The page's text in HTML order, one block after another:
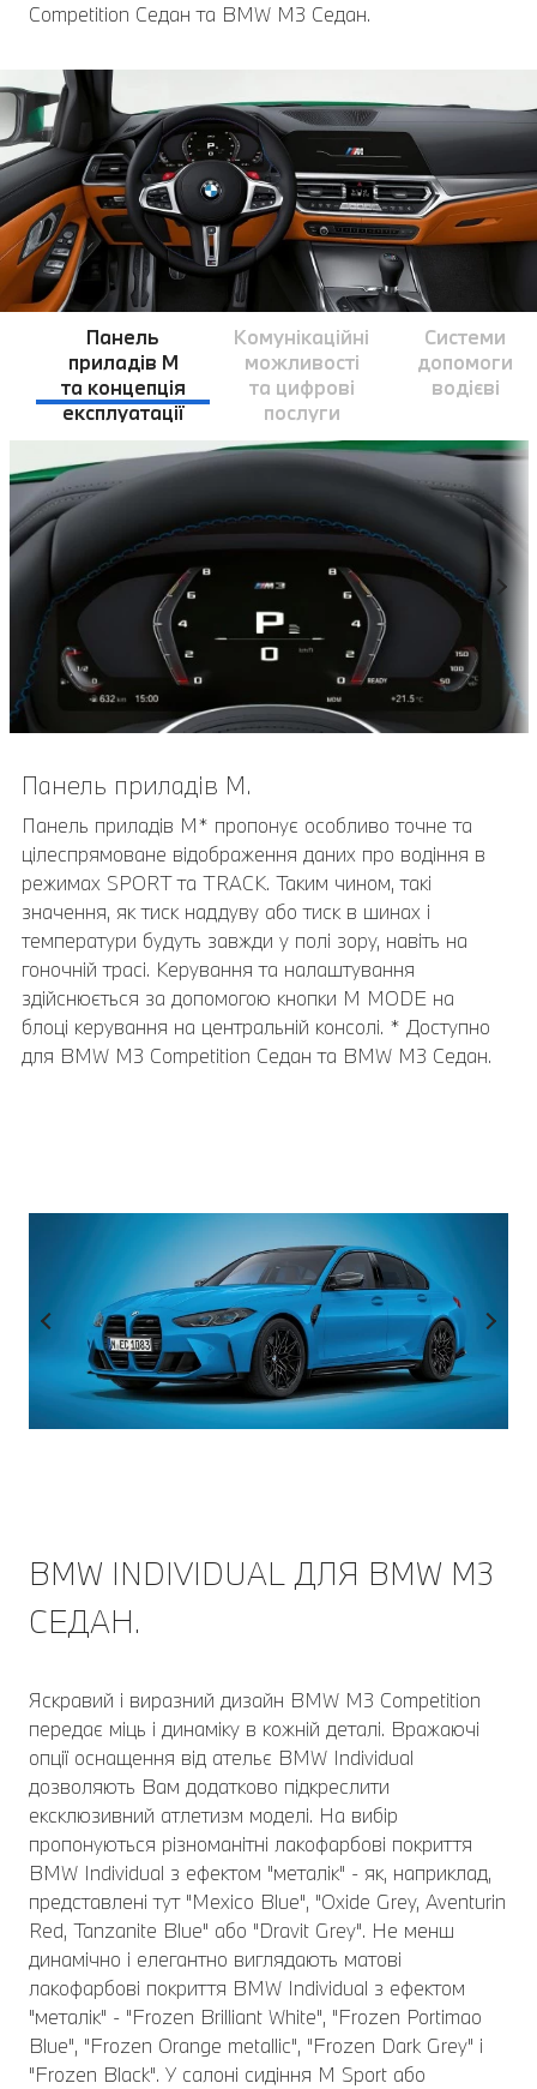
Competition Седан та BMW M3 Седан.
Панель
приладів M
та концепція
експлуатації
Комунікаційні
можливості
та цифрові
послуги
Системи
допомоги
водієві
Панель приладів M.
Панель приладів M* пропонує особливо точне та
цілеспрямоване відображення даних про водіння в
режимах SPORT та TRACK. Таким чином, такі
значення, як тиск наддуву або тиск в шинах і
температури будуть завжди у полі зору, навіть на
гоночній трасі. Керування та налаштування
здійснюється за допомогою кнопки M MODE на
блоці керування на центральній консолі. * Доступно
для BMW M3 Competition Седан та BMW M3 Седан.
Точка доступу Wi-Fi.
Візьміть участь у відео-дзвінках на планшеті чи
транслюйте нову серію улюбленого серіалу на своєму
смартфоні. Точка доступу Wi-Fi — це спосіб
підключення до Інтернету зі швидкістю LTE (за
наявності) за допомогою SIM-карти, встановленої у
вашому транспортному засобі. Ви та ваші колеги-
пасажири можете переглядати веб-сторінки на десяти
пристроях.
Асистент водіння Professional.
Асистент водіння Professional пропонує оптимальний
комфорт і безпеку в критичних або незмінних
дорожніх ситуаціях. Крім вмісту пакета Асистента
водіння, також пропонуються Асистент рульового
керування та контролю смуги руху з розширеними
функціями, Асистент зміни смуги руху та аварійної
зупинки, а також Асистент з утримання смуги руху з
активним захистом від бічних зіткнень.
BMW INDIVIDUAL ДЛЯ BMW М3
СЕДАН.
Яскравий і виразний дизайн BMW M3 Competition
передає міць і динаміку в кожній деталі. Вражаючі
опції оснащення від ательє BMW Individual
дозволяють Вам додатково підкреслити
ексклюзивний атлетизм моделі. На вибір
пропонуються різноманітні лакофарбові покриття
BMW Individual з ефектом "металік" - як, наприклад,
представлені тут "Mexico Blue", "Oxide Grey, Aventurin
Red, Tanzanite Blue" або "Dravit Grey". Не менш
динамічно і елегантно виглядають матові
лакофарбові покриття BMW Individual з ефектом
"металік" - "Frozen Brilliant White", "Frozen Portimao
Blue", "Frozen Orange metallic", "Frozen Dark Grey" і
"Frozen Black". У салоні сидіння M Sport або